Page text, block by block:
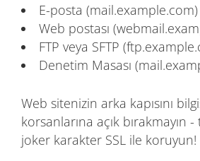
E-posta (mail.example.com)
Web postası
FTP veya SFTP
Denetim Masası
Web sitenizin arka kapısını
korsanlarına açık bırakmayın
joker karakter SSL ile koruyun!